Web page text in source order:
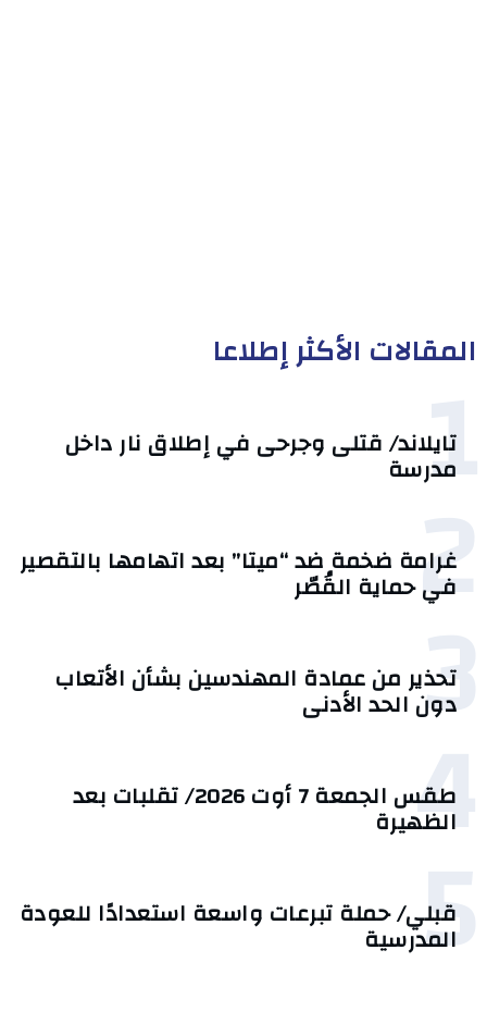
المقالات الأكثر إطلاعا
1
تايلاند/ قتلى وجرحى في إطلاق نار داخل
مدرسة
2
غرامة ضخمة ضد “ميتا” بعد اتهامها بالتقصير
في حماية القُصّر
3
تحذير من عمادة المهندسين بشأن الأتعاب
دون الحد الأدنى
4 طقس الجمعة 7 أوت 2026/ تقلبات بعد
الظهيرة
5
قبلي/ حملة تبرعات واسعة استعدادًا للعودة
المدرسية